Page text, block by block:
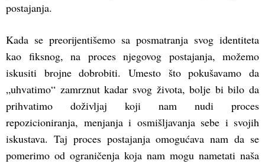
postajanja.
Kada se preorijentišemo sa posmatranja svog identiteta
kao fiksnog, na proces njegovog postajanja, možemo
iskusiti brojne dobrobiti. Umesto što pokušavamo da
„uhvatimo“ zamrznut kadar svog života, bolje bi bilo da
prihvatimo doživljaj koji nam nudi proces
repozicioniranja, menjanja i osmišljavanja sebe i svojih
iskustava. Taj proces postajanja omogućava nam da se
pomerimo od ograničenja koja nam mogu nametati naša